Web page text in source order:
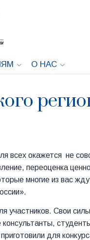
О НАС
всех окажется не
переоценка
многие из вас
участников. Свои
для